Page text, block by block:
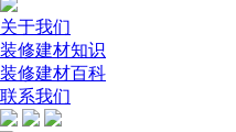
关于我们
装修建材知识
装修建材百科
联系我们